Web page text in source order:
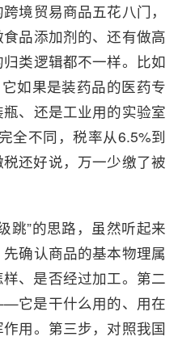
境贸易商品五花八门，
品添加剂的、还有做高
类逻辑都不一样。比如
如果是装药品的医药专
、还是工业用的实验室
全不同，税率从6.5%到
还好说，万一少缴了被
跳”的思路，虽然听起来
确认商品的基本物理属
、是否经过加工。第二
它是干什么用的、用在
用。第三步，对照我国